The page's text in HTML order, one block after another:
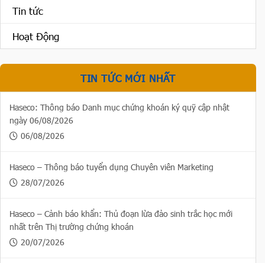
Tin tức
Hoạt Động
TIN TỨC MỚI NHẤT
Haseco: Thông báo Danh mục chứng khoán ký quỹ cập nhật
ngày 06/08/2026
06/08/2026
Haseco – Thông báo tuyển dụng Chuyên viên Marketing
28/07/2026
Haseco – Cảnh báo khẩn: Thủ đoạn lừa đảo sinh trắc học mới
nhất trên Thị trường chứng khoán
20/07/2026